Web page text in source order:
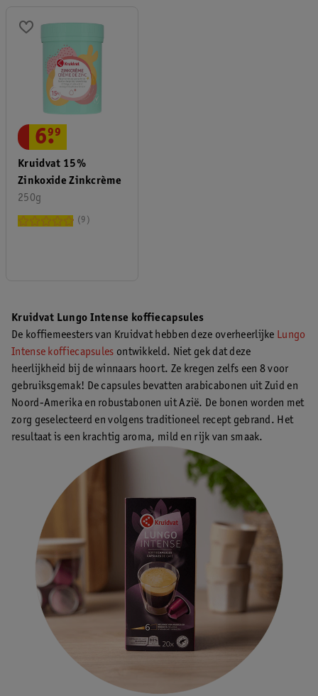
Kruidvat 15%
Zinkoxide Zinkcrème
250g
6.
99
9
Kruidvat Lungo Intense koffiecapsules
De koffiemeesters van Kruidvat hebben deze overheerlijke Lungo
Intense koffiecapsules ontwikkeld. Niet gek dat deze
heerlijkheid bij de winnaars hoort. Ze kregen zelfs een 8 voor
gebruiksgemak! De capsules bevatten arabicabonen uit Zuid en
Noord-Amerika en robustabonen uit Azië. De bonen worden met
zorg geselecteerd en volgens traditioneel recept gebrand. Het
resultaat is een krachtig aroma, mild en rijk van smaak.